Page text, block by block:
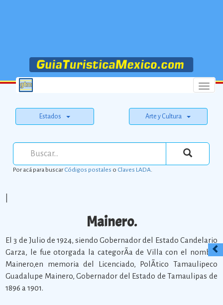
Menu
Estados Arte y Cultura
Por acá para buscarCódigos postales o Claves LADA.
Mainero.
El 3 de Julio de 1924, siendo Gobernador del Estado Candelario
Garza, le fue otorgada la categorÃ­a de Villa con el nombre
Mainero,en memoria del Licenciado, PolÃ­tico Tamaulipeco
Guadalupe Mainero, Gobernador del Estado de Tamaulipas de
1896 a 1901.